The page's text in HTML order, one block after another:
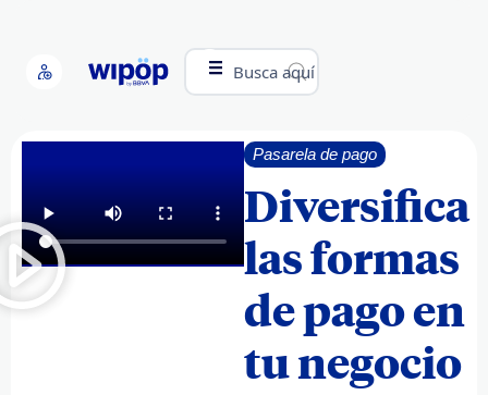
Busca aquí
Pasarela de pago
Diversifica
las formas
de pago en
tu negocio